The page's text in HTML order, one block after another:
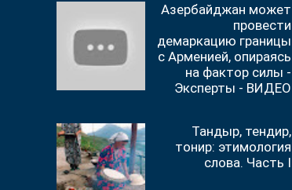
Азербайджан может
провести
демаркацию границы
с Арменией, опираясь
на фактор силы -
Эксперты - ВИДЕО
Тандыр, тендир,
тонир: этимология
слова. Часть I